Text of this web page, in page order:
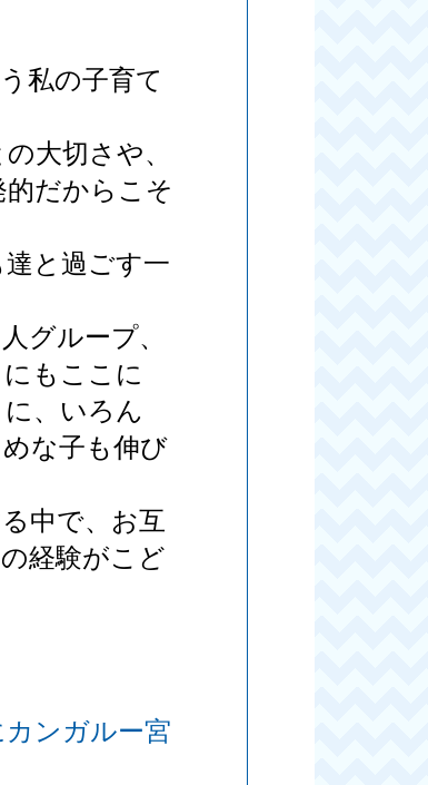
私の子育て
大切さや、
だからこそ
と過ごす一
グループ、
もここに
、いろん
な子も伸び
中で、お互
経験がこど
ンガルー宮